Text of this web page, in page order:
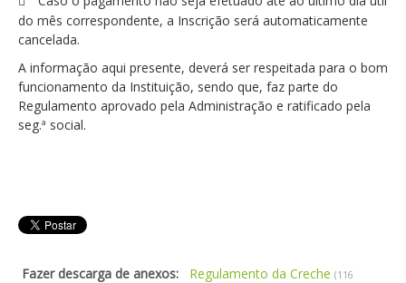
do mês correspondente, a Inscrição será automaticamente
cancelada.
A informação aqui presente, deverá ser respeitada para o bom
funcionamento da Instituição, sendo que, faz parte do
Regulamento aprovado pela Administração e ratificado pela
seg.ª social.
Fazer descarga de anexos: Regulamento da Creche (116